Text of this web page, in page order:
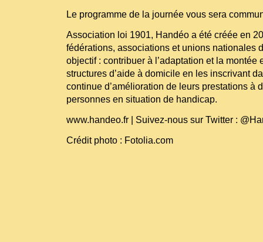
Le programme de la journée vous sera
Association loi 1901, Handéo a été créée en
fédérations, associations et unions nationales
objectif : contribuer à l’adaptation et la montée
structures d’aide à domicile en les inscrivant
continue d’amélioration de leurs prestations à
personnes en situation de handicap.
www.handeo.fr | Suivez-nous sur Twitter :
Crédit photo : Fotolia.com